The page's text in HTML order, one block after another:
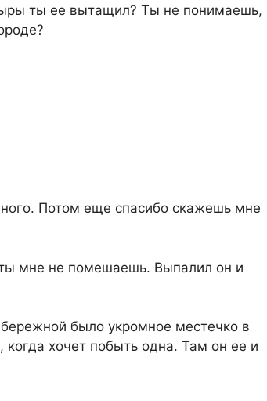
ты ее вытащил? Ты не понимаешь,
Потом еще спасибо скажешь мне
мне не помешаешь. Выпалил он и
было укромное местечко в
когда хочет побыть одна. Там он ее и